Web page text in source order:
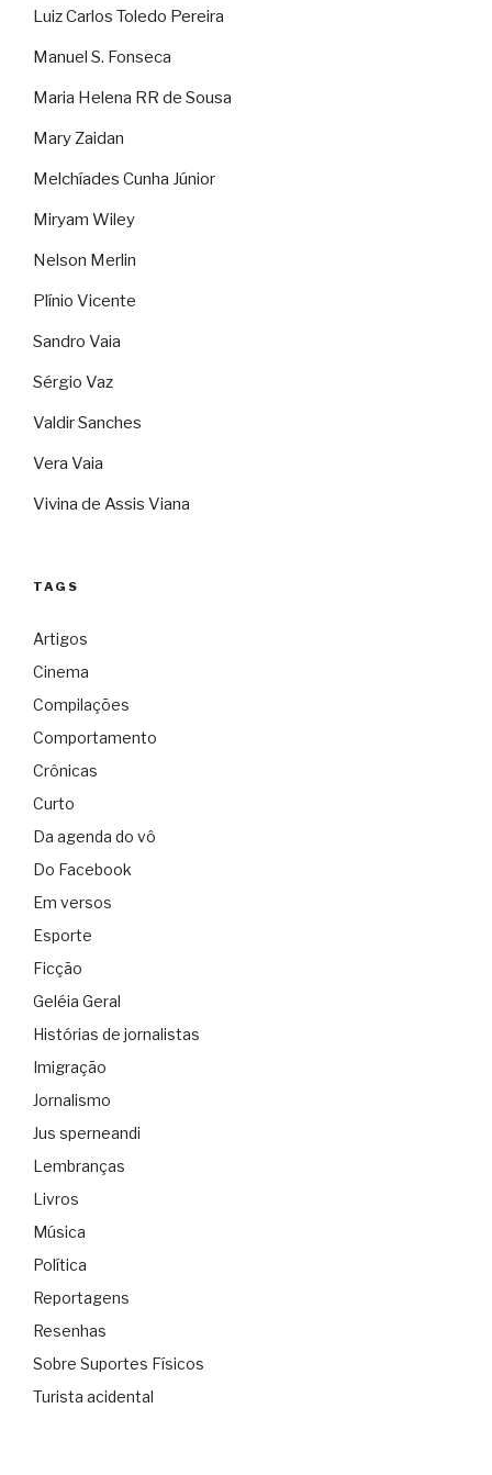
Luiz Carlos Toledo Pereira
Manuel S. Fonseca
Maria Helena RR de Sousa
Mary Zaidan
Melchíades Cunha Júnior
Miryam Wiley
Nelson Merlin
Plínio Vicente
Sandro Vaia
Sérgio Vaz
Valdir Sanches
Vera Vaia
Vivina de Assis Viana
TAGS
Artigos
Cinema
Compilações
Comportamento
Crônicas
Curto
Da agenda do vô
Do Facebook
Em versos
Esporte
Ficção
Geléia Geral
Histórias de jornalistas
Imigração
Jornalismo
Jus sperneandi
Lembranças
Livros
Música
Política
Reportagens
Resenhas
Sobre Suportes Físicos
Turista acidental